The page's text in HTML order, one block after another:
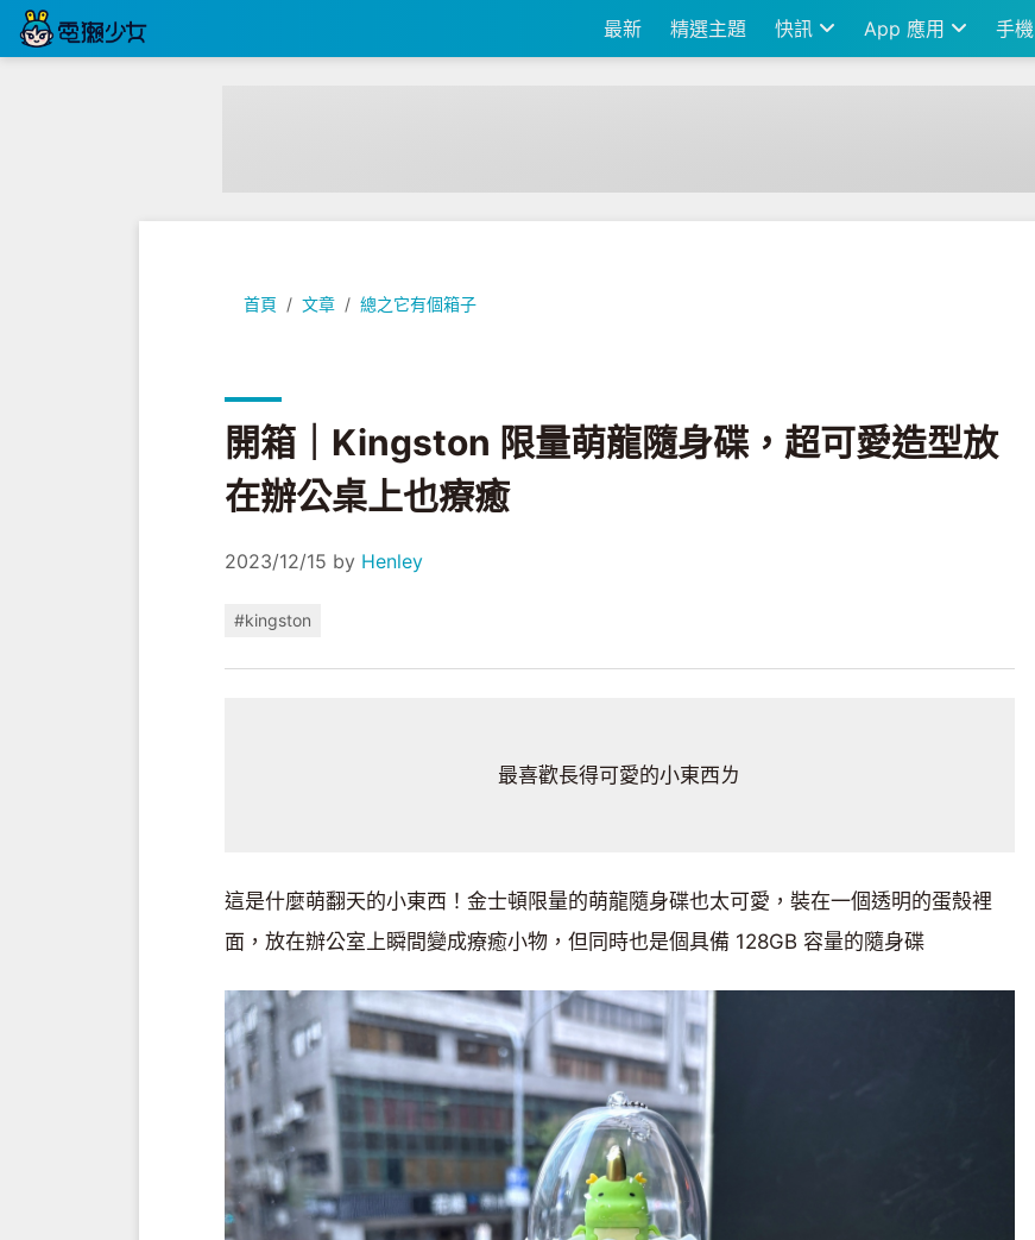
最新 精選主題 快訊 App 應用 手機
首頁 文章 總之它有個箱子
開箱｜Kingston 限量萌龍隨身碟，超可愛造型放在辦公桌上也療癒
開箱｜Kingston 限量萌龍隨身碟，超可愛造型放
在辦公桌上也療癒
2023/12/15 by Henley
#kingston
最喜歡長得可愛的小東西ㄌ
這是什麼萌翻天的小東西！金士頓限量的萌龍隨身碟也太可愛，裝在一個透明的蛋殼裡
面，放在辦公室上瞬間變成療癒小物，但同時也是個具備 128GB 容量的隨身碟